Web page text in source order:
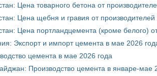
Цена товарного бетона от
Цена щебня и гравия от
Цена портландцемента (кроме белого)
Экспорт и импорт цемента в мае 2026
цемента в мае 2026 года
Производство цемента в январе-мае